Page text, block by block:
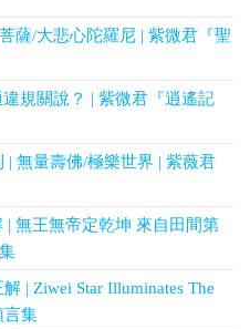
薩/大悲心陀羅尼 | 紫微君『聖
規關說？ | 紫微君『逍遙記
| 無量壽佛/極樂世界 | 紫薇君
| 無王無帝定乾坤 來自田間第
| Ziwei Star Illuminates The
言集